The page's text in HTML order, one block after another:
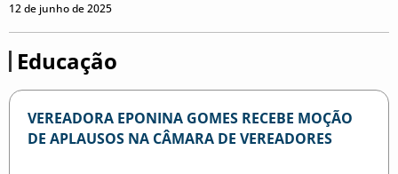
12 de junho de 2025
Educação
VEREADORA EPONINA GOMES RECEBE MOÇÃO
DE APLAUSOS NA CÂMARA DE VEREADORES